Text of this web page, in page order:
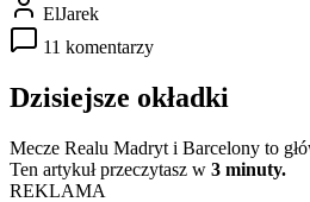
ElJarek
11 komentarzy
Dzisiejsze okładki
Mecze Realu Madryt i Barcelony to
Ten artykuł przeczytasz w 3 minuty.
REKLAMA